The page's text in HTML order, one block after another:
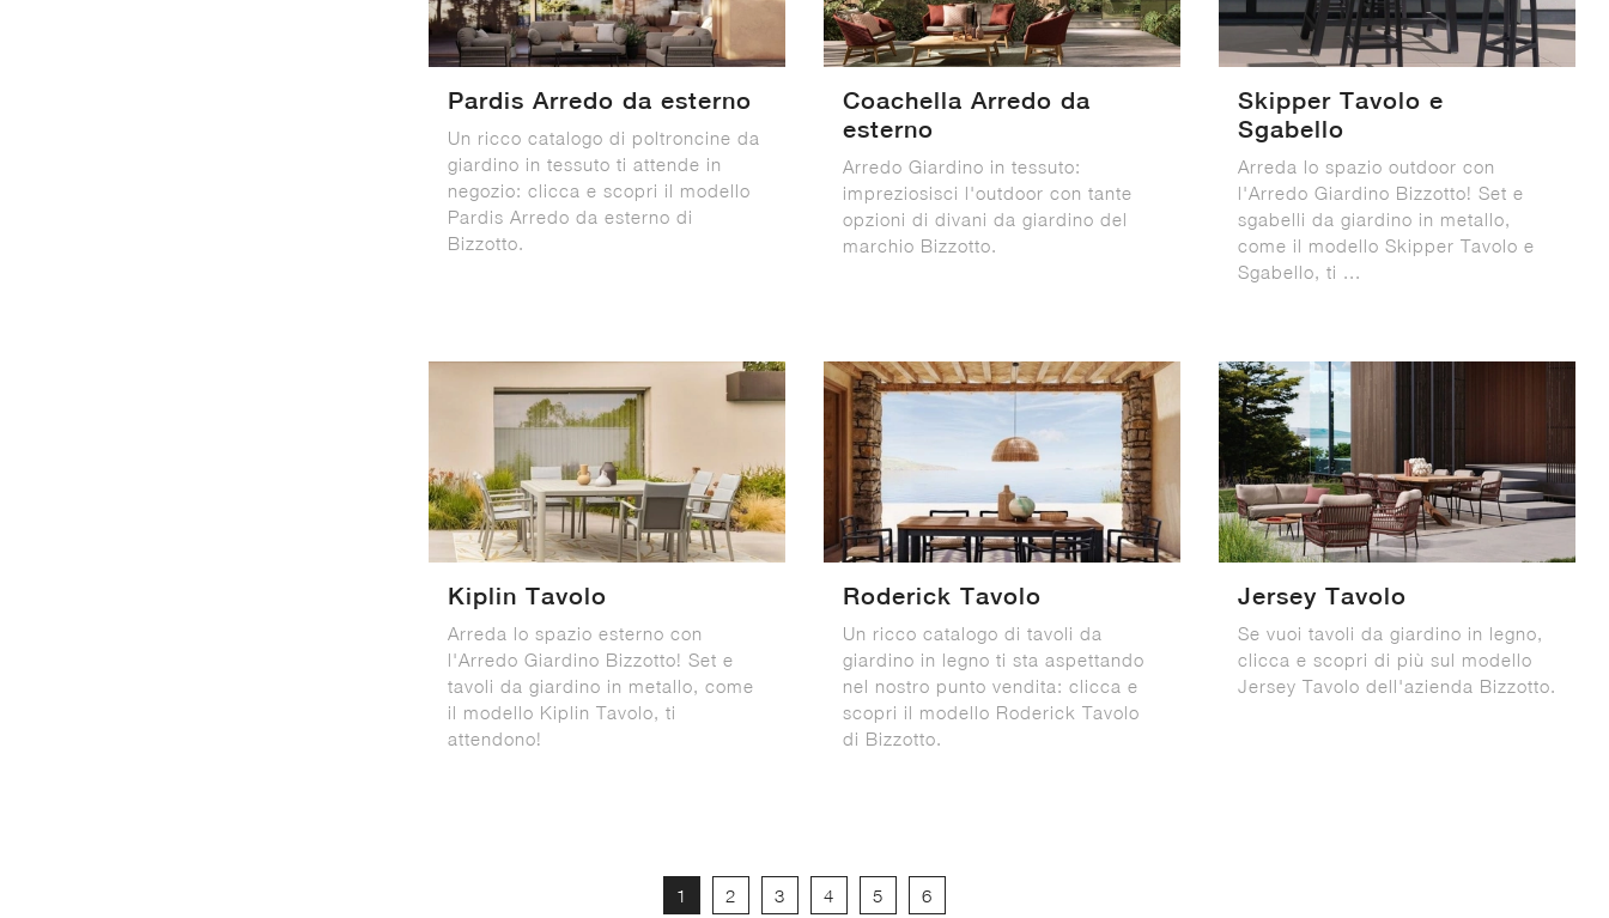
Pardis Arredo da esterno
Un ricco catalogo di poltroncine da
giardino in tessuto ti attende in
negozio: clicca e scopri il modello
Pardis Arredo da esterno di
Bizzotto.
Coachella Arredo da
esterno
Arredo Giardino in tessuto:
impreziosisci l'outdoor con tante
opzioni di divani da giardino del
marchio Bizzotto.
Skipper Tavolo e
Sgabello
Arreda lo spazio outdoor con
l'Arredo Giardino Bizzotto! Set e
sgabelli da giardino in metallo,
come il modello Skipper Tavolo e
Sgabello, ti ...
Kiplin Tavolo
Arreda lo spazio esterno con
l'Arredo Giardino Bizzotto! Set e
tavoli da giardino in metallo, come
il modello Kiplin Tavolo, ti
attendono!
Roderick Tavolo
Un ricco catalogo di tavoli da
giardino in legno ti sta aspettando
nel nostro punto vendita: clicca e
scopri il modello Roderick Tavolo
di Bizzotto.
Jersey Tavolo
Se vuoi tavoli da giardino in legno,
clicca e scopri di più sul modello
Jersey Tavolo dell'azienda Bizzotto.
1 2 3 4 5 6